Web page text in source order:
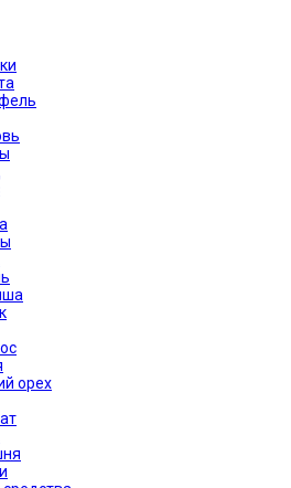
орех